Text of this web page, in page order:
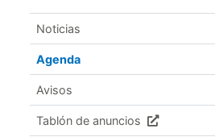
Noticias
Agenda
Avisos
Tablón de anuncios